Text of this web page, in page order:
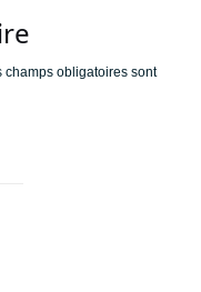
champs obligatoires sont